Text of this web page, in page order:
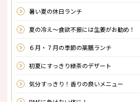
暑い夏の休日ランチ
夏の冷え～食欲不振には生姜がお勧め！
６月・７月の季節の薬膳ランチ
初夏にすっきり緑茶のデザート
気分すっきり！香りの良いメニュー